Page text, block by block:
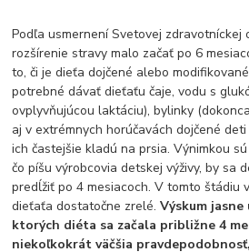
Podľa usmernení Svetovej zdravotníckej
rozšírenie stravy malo začať po 6
to, či je dieťa dojčené alebo
potrebné dávať dieťaťu čaje, vodu s
ovplyvňujúcou laktáciu), bylinky
aj v extrémnych horúčavách dojčené
ich častejšie kladú na prsia. Výnimkou
čo píšu výrobcovia detskej výživy, by sa
predĺžiť po 4 mesiacoch. V tomto štádiu
dieťaťa dostatočne zrelé.Výskum jasne
ktorých diéta sa začala približne 4
niekoľkokrát väčšia